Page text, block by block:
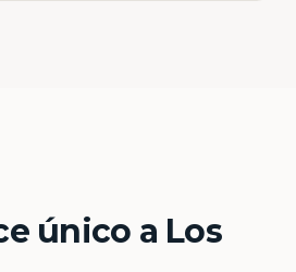
único a Los